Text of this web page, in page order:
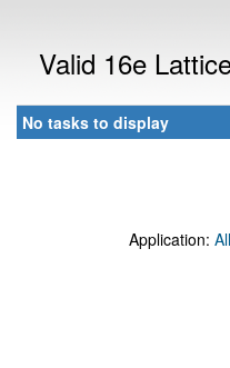
Valid 16e
No tasks to display
Application: All